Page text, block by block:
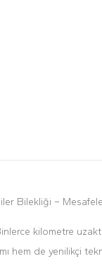
Bilekliği –
kilometre
hem de yenilikçi